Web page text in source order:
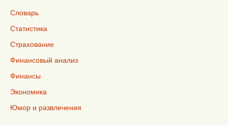
Словарь
Статистика
Страхование
Финансовый анализ
Финансы
Экономика
Юмор и развлечения